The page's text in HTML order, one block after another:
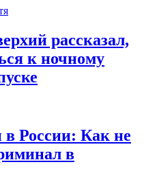
рассказал,
к ночному
России: Как не
в